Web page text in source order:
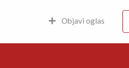
Objavi oglas